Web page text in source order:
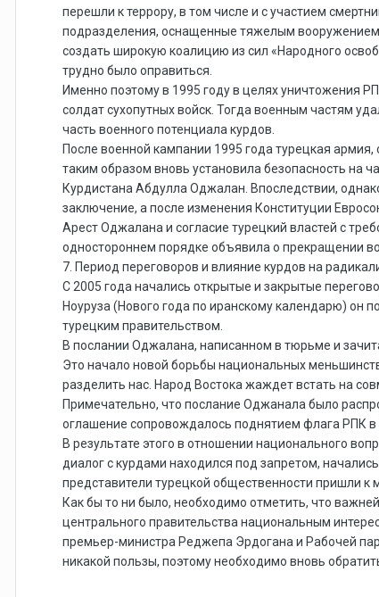
перешли к террору, в том числе и с участием
подразделения, оснащенные тяжелым вооружением,
создать широкую коалицию из сил «Народного
трудно было оправиться.
Именно поэтому в 1995 году в целях уничтожения
солдат сухопутных войск. Тогда военным частям
часть военного потенциала курдов.
После военной кампании 1995 года турецкая
таким образом вновь установила безопасность на
Курдистана Абдулла Оджалан. Впоследствии,
заключение, а после изменения Конституции
Арест Оджалана и согласие турецкий властей с
одностороннем порядке объявила о прекращении
7. Период переговоров и влияние курдов на
С 2005 года начались открытые и закрытые
Ноуруза (Нового года по иранскому календарю) он
турецким правительством.
В послании Оджалана, написанном в тюрьме и
Это начало новой борьбы национальных
разделить нас. Народ Востока жаждет встать на
Примечательно, что послание Оджанала было
оглашение сопровождалось поднятием флага РПК
В результате этого в отношении национального
диалог с курдами находился под запретом,
представители турецкой общественности пришли к
Как бы то ни было, необходимо отметить, что
центрального правительства национальным
премьер-министра Реджепа Эрдогана и Рабочей
никакой пользы, поэтому необходимо вновь